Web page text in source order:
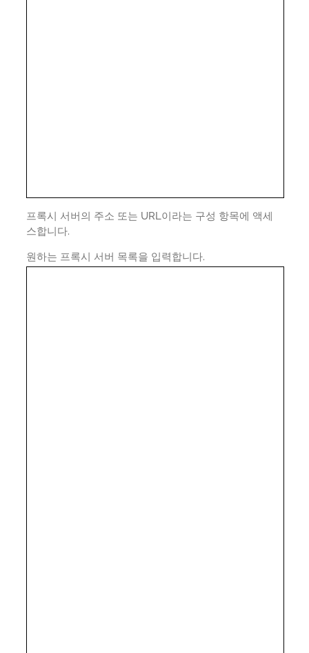
프록시 서버의 주소 또는 URL이라는 구성 항목에 액세
스합니다.
원하는 프록시 서버 목록을 입력합니다.